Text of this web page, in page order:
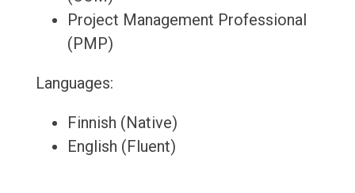
Project Management Professional
(PMP)
Languages:
Finnish (Native)
English (Fluent)